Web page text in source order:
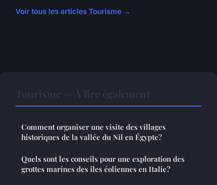
Voir tous les articles Tourisme →
Comment organiser une visite des villages
historiques de la vallée du Nil en Égypte?
Quels sont les conseils pour une exploration des
grottes marines des îles éoliennes en Italie?